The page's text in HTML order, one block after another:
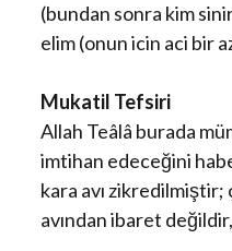
(bundan sonra kim
elim (onun icin aci bir
Mukatil Tefsiri
Allah Teâlâ burada
imtihan edeceğini
kara avı zikredilmiştir;
avından ibaret